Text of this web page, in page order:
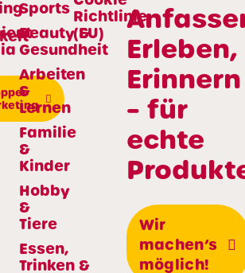
Sports
Beauty &
Gesundheit
Arbeiten
&
Lernen
Familie
&
Kinder
Hobby
&
Tiere
Essen,
Trinken &
Richtlinie
(EU)
Erleben,
Erinnern
– für
echte
Wir
machen’s
möglich!